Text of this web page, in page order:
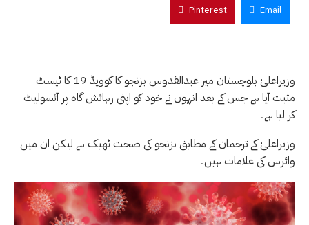
Pinterest Email
وزیراعلیٰ بلوچستان میر عبدالقدوس بزنجو کا کوویڈ 19 کا ٹیسٹ
مثبت آیا ہے جس کے بعد انہوں نے خود کو اپنی رہائش گاہ پر آئسولیٹ
کر لیا ہے۔
وزیراعلیٰ کے ترجمان کے مطابق بزنجو کی صحت ٹھیک ہے لیکن ان میں
وائرس کی علامات ہیں۔